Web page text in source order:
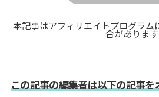
本記事はアフィリエイトプログラム
合があります
この記事の編集者は以下の記事を